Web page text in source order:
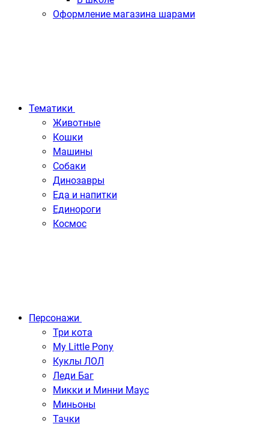
Оформление магазина шарами
Тематики
Животные
Кошки
Машины
Собаки
Динозавры
Еда и напитки
Единороги
Космос
Персонажи
Три кота
My Little Pony
Куклы ЛОЛ
Леди Баг
Микки и Минни Маус
Миньоны
Тачки